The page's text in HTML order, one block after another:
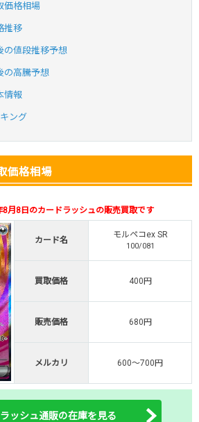
録で6種類アド確解禁
ペイディ対応！
オリパスタジアム公式はこちら ＞
録で無料100連できる！
入は500coinが50円
TVCM記念！激熱イベント開催中
オリくじ公式はこちら ＞
ス1周年イベント開催中！
録で最大90%OFF
初回登録で4種類アド確解放
TORAオリパ公式はこちら ＞
価格相場
推移
の値段推移予想
の高騰予想
情報
ング
価格相場
月8日のカードラッシュの販売買取です
カード名
モルペコex SR
100/081
買取価格 400円
販売価格 680円
メルカリ 600～700円
ッシュ通販の在庫を見る